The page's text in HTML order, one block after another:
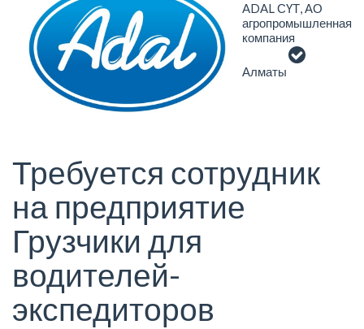
ADAL СҮТ, АО
агропромышленная
компания
Алматы
Требуется сотрудник
на предприятие
Грузчики для
водителей-
экспедиторов